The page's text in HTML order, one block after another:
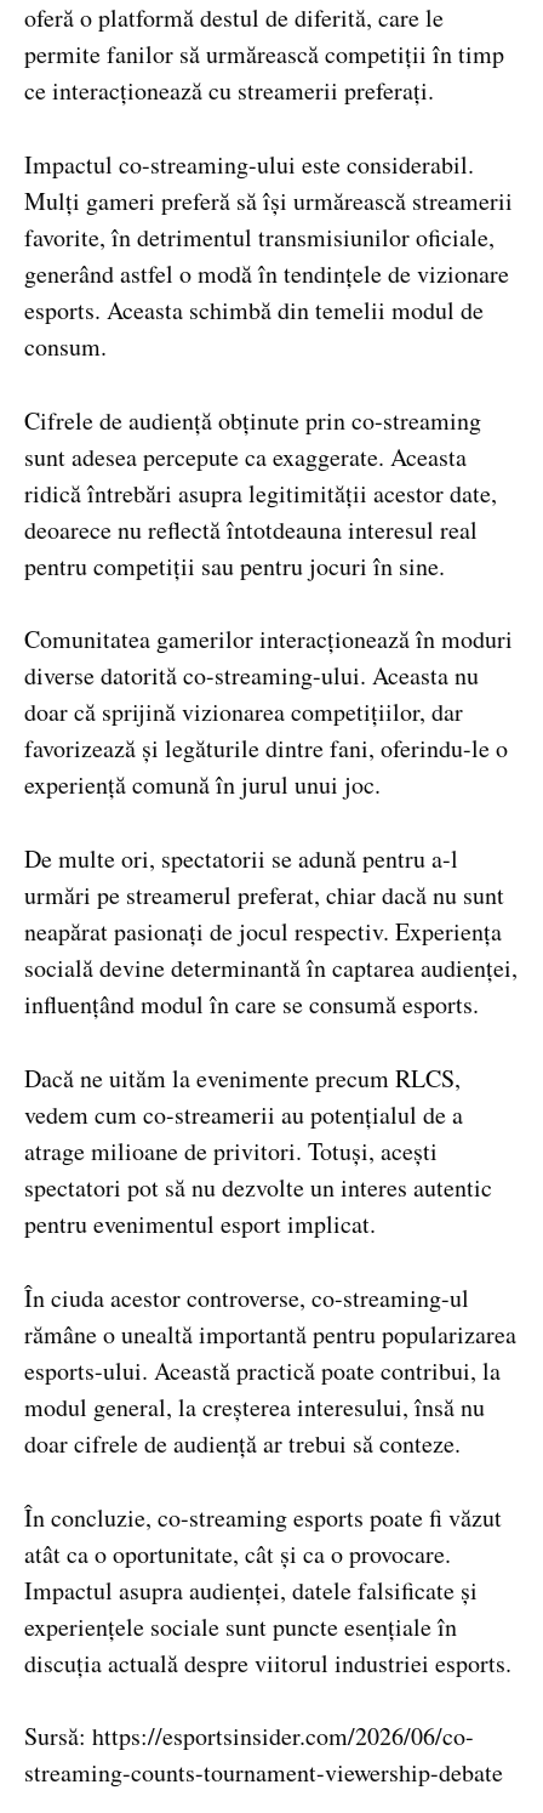
oferă o platformă destul de diferită, care le
permite fanilor să urmărească competiții în timp
ce interacționează cu streamerii preferați.
Impactul co-streaming-ului este considerabil.
Mulți gameri preferă să își urmărească streamerii
favorite, în detrimentul transmisiunilor oficiale,
generând astfel o modă în tendințele de vizionare
esports. Aceasta schimbă din temelii modul de
consum.
Cifrele de audiență obținute prin co-streaming
sunt adesea percepute ca exaggerate. Aceasta
ridică întrebări asupra legitimității acestor date,
deoarece nu reflectă întotdeauna interesul real
pentru competiții sau pentru jocuri în sine.
Comunitatea gamerilor interacționează în moduri
diverse datorită co-streaming-ului. Aceasta nu
doar că sprijină vizionarea competițiilor, dar
favorizează și legăturile dintre fani, oferindu-le o
experiență comună în jurul unui joc.
De multe ori, spectatorii se adună pentru a-l
urmări pe streamerul preferat, chiar dacă nu sunt
neapărat pasionați de jocul respectiv. Experiența
socială devine determinantă în captarea audienței,
influențând modul în care se consumă esports.
Dacă ne uităm la evenimente precum RLCS,
vedem cum co-streamerii au potențialul de a
atrage milioane de privitori. Totuși, acești
spectatori pot să nu dezvolte un interes autentic
pentru evenimentul esport implicat.
În ciuda acestor controverse, co-streaming-ul
rămâne o unealtă importantă pentru popularizarea
esports-ului. Această practică poate contribui, la
modul general, la creșterea interesului, însă nu
doar cifrele de audiență ar trebui să conteze.
În concluzie, co-streaming esports poate fi văzut
atât ca o oportunitate, cât și ca o provocare.
Impactul asupra audienței, datele falsificate și
experiențele sociale sunt puncte esențiale în
discuția actuală despre viitorul industriei esports.
Sursă: https://esportsinsider.com/2026/06/co-
streaming-counts-tournament-viewership-debate